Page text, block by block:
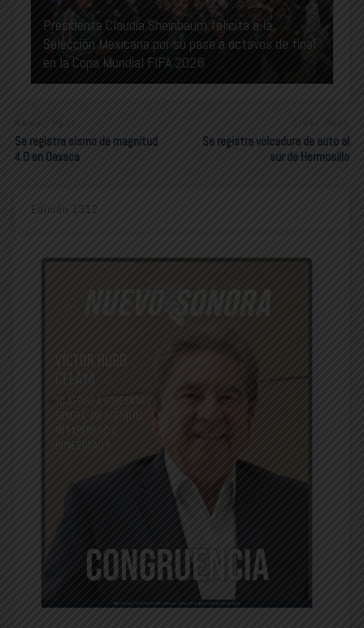
Presidenta Claudia Sheinbaum felicita a la
Selección Mexicana por su pase a octavos de final
en la Copa Mundial FIFA 2026
Newer Post
Se registra sismo de magnitud
4.0 en Oaxaca
Se registra volcadura de auto al
sur de Hermosillo
Edición 1312